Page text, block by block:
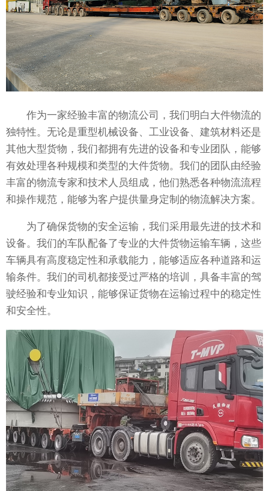
作为一家经验丰富的物流公司，我们明白大件物流的
独特性。无论是重型机械设备、工业设备、建筑材料还是
其他大型货物，我们都拥有先进的设备和专业团队，能够
有效处理各种规模和类型的大件货物。我们的团队由经验
丰富的物流专家和技术人员组成，他们熟悉各种物流流程
和操作规范，能够为客户提供量身定制的物流解决方案。
为了确保货物的安全运输，我们采用最先进的技术和
设备。我们的车队配备了专业的大件货物运输车辆，这些
车辆具有高度稳定性和承载能力，能够适应各种道路和运
输条件。我们的司机都接受过严格的培训，具备丰富的驾
驶经验和专业知识，能够保证货物在运输过程中的稳定性
和安全性。